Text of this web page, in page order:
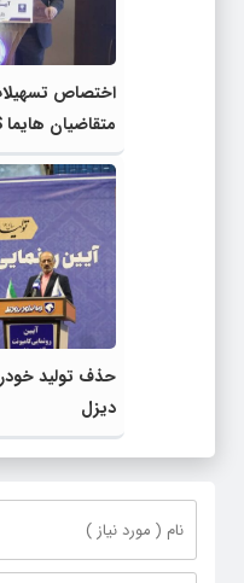
اختصاص
متقاضیان هایما 8S
حذف تولید
دیزل